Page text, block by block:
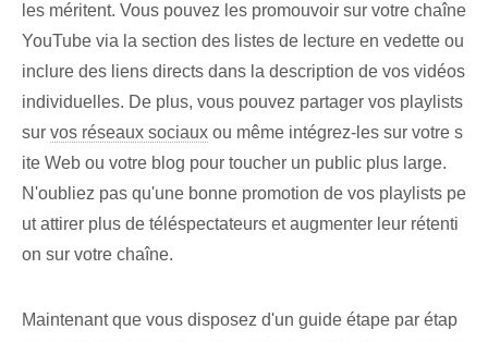
les méritent. Vous pouvez les promouvoir sur votre chaîne
YouTube via la section des listes de lecture en vedette ou
inclure des liens directs dans la description de vos vidéos
individuelles. De plus, vous pouvez partager vos playlists
sur vos réseaux sociaux ou même intégrez-les sur votre s
ite Web ou votre blog pour toucher un public plus large.
N'oubliez pas qu'une bonne promotion de vos playlists pe
ut attirer plus de téléspectateurs et augmenter leur rétenti
on sur votre chaîne.
Maintenant que vous disposez d'un guide étape par étap